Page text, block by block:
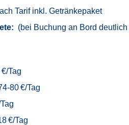
Tarif inkl. Getränkepaket
(bei Buchung an Bord deutlich
Tag
80 €/Tag
€/Tag